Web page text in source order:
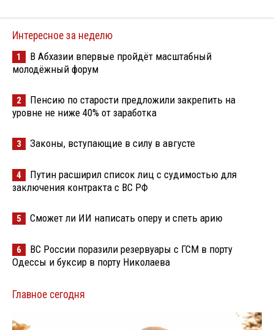
Интересное за неделю
1
В Абхазии впервые пройдёт масштабный
молодёжный форум
2
Пенсию по старости предложили закрепить на
уровне не ниже 40% от заработка
3 Законы, вступающие в силу в августе
4
Путин расширил список лиц с судимостью для
заключения контракта с ВС РФ
5 Сможет ли ИИ написать оперу и спеть арию
6
ВС России поразили резервуары с ГСМ в порту
Одессы и буксир в порту Николаева
Главное сегодня